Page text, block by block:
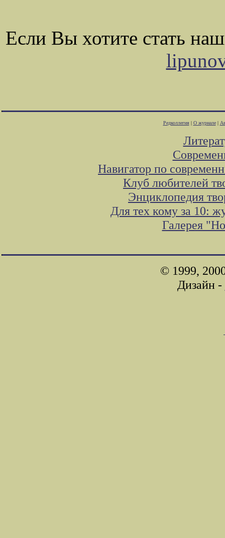
Если Вы хотите стать
Редколлегия| О журнале|
Навигатор по
Клуб любителей
Энциклопедия
Для тех кому за 10:
Галерея
© 1999,
Дизайн -